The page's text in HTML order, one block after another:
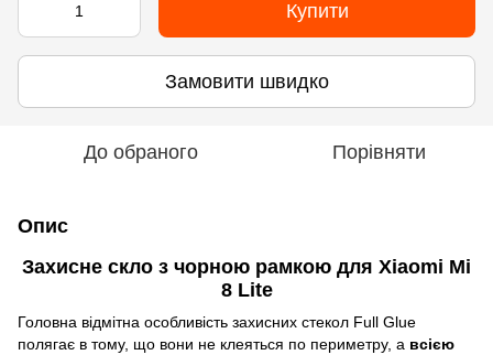
Купити
Замовити швидко
До обраного Порівняти
Опис
Захисне скло з чорною рамкою для Xiaomi Mi
8 Lite
Головна відмітна особливість захисних стекол Full Glue
полягає в тому, що вони не клеяться по периметру, а всією